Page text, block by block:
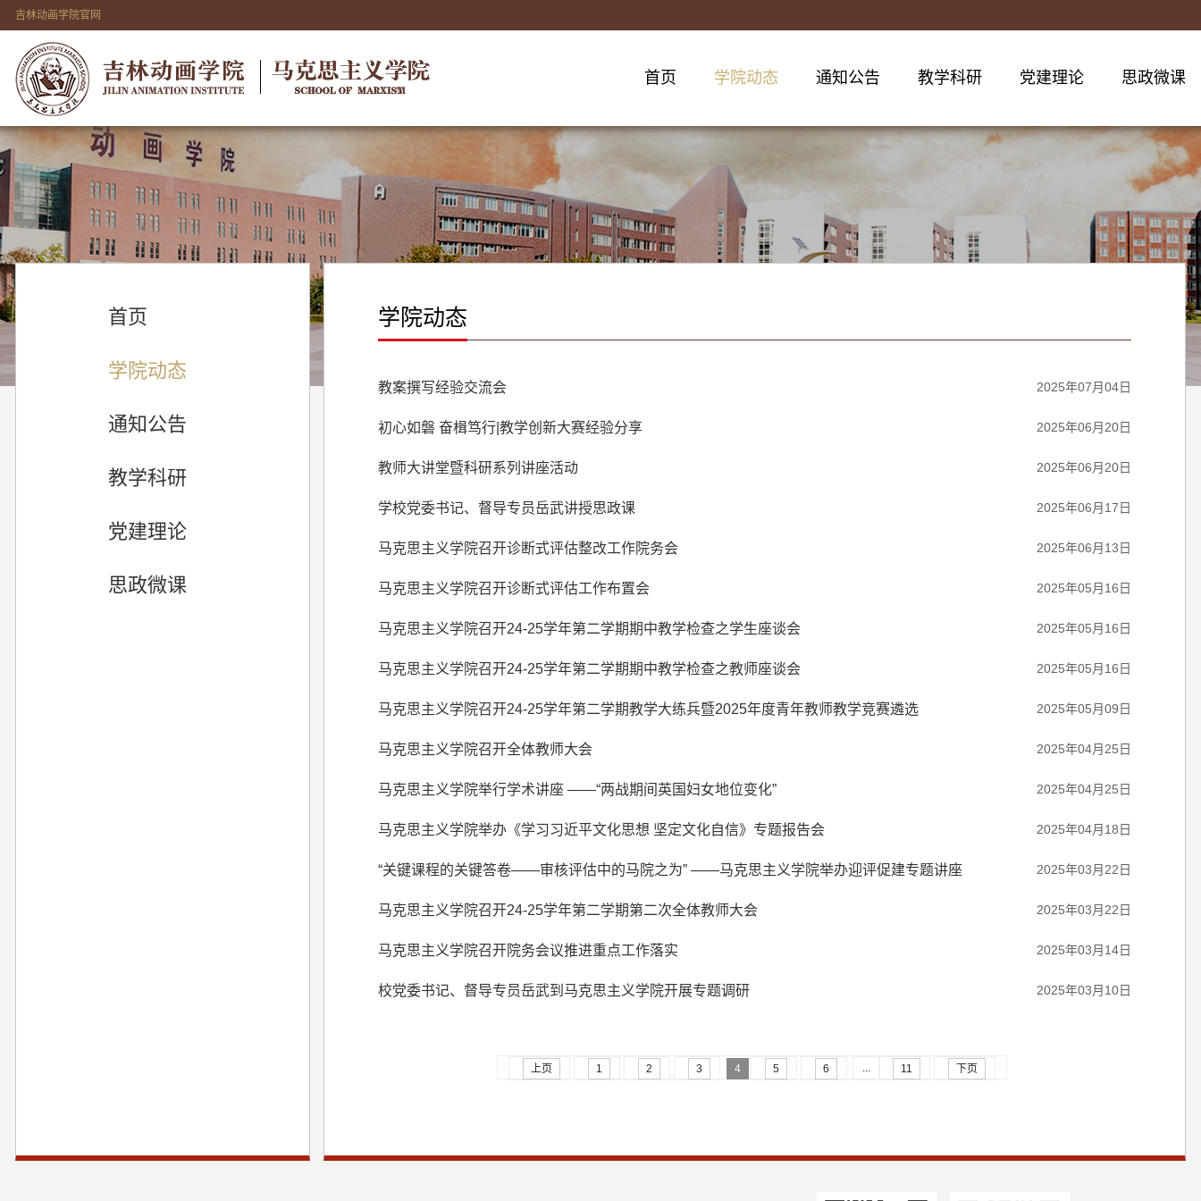
吉林动画学院官网
首页 学院动态 通知公告 教学科研 党建理论 思政微课
首页
学院动态
通知公告
教学科研
党建理论
思政微课
学院动态
教案撰写经验交流会 2025年07月04日
初心如磐 奋楫笃行|教学创新大赛经验分享 2025年06月20日
教师大讲堂暨科研系列讲座活动 2025年06月20日
学校党委书记、督导专员岳武讲授思政课 2025年06月17日
马克思主义学院召开诊断式评估整改工作院务会 2025年06月13日
马克思主义学院召开诊断式评估工作布置会 2025年05月16日
马克思主义学院召开24-25学年第二学期期中教学检查之学生座谈会 2025年05月16日
马克思主义学院召开24-25学年第二学期期中教学检查之教师座谈会 2025年05月16日
马克思主义学院召开24-25学年第二学期教学大练兵暨2025年度青年教师教学竞赛遴选 2025年05月09日
马克思主义学院召开全体教师大会 2025年04月25日
马克思主义学院举行学术讲座 ——“两战期间英国妇女地位变化” 2025年04月25日
马克思主义学院举办《学习习近平文化思想 坚定文化自信》专题报告会 2025年04月18日
“关键课程的关键答卷——审核评估中的马院之为” ——马克思主义学院举办迎评促建专题讲座 2025年03月22日
马克思主义学院召开24-25学年第二学期第二次全体教师大会 2025年03月22日
马克思主义学院召开院务会议推进重点工作落实 2025年03月14日
校党委书记、督导专员岳武到马克思主义学院开展专题调研 2025年03月10日
上页 1 2 3 4 5 6 ... 11 下页